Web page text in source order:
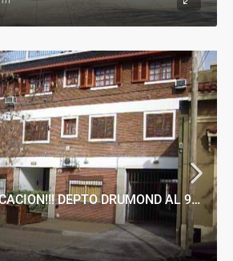
EXCELENTE UBICACION!!! DEPTO DRUMOND AL 900